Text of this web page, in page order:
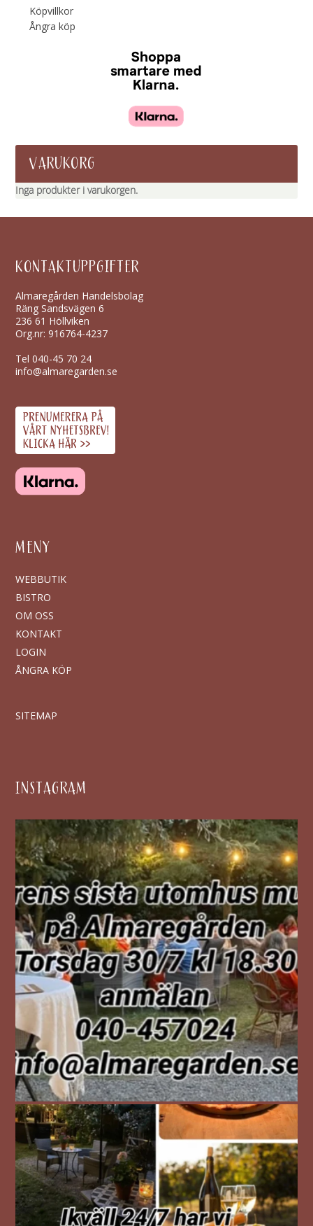
Köpvillkor
Ångra köp
VARUKORG
Inga produkter i varukorgen.
KONTAKTUPPGIFTER
Almaregården Handelsbolag
Räng Sandsvägen 6
236 61 Höllviken
Org.nr: 916764-4237
Tel040-45 70 24
info@almaregarden.se
MENY
WEBBUTIK
BISTRO
OM OSS
KONTAKT
LOGIN
ÅNGRA KÖP
SITEMAP
INSTAGRAM